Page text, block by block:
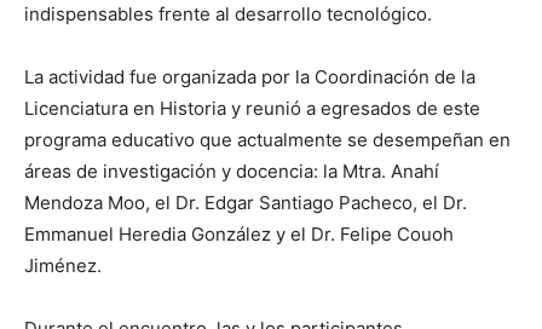
indispensables frente al desarrollo tecnológico.
La actividad fue organizada por la Coordinación de la
Licenciatura en Historia y reunió a egresados de este
programa educativo que actualmente se desempeñan en
áreas de investigación y docencia: la Mtra. Anahí
Mendoza Moo, el Dr. Edgar Santiago Pacheco, el Dr.
Emmanuel Heredia González y el Dr. Felipe Couoh
Jiménez.